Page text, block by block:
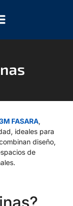
FASARA,
ideales para
diseño,
de